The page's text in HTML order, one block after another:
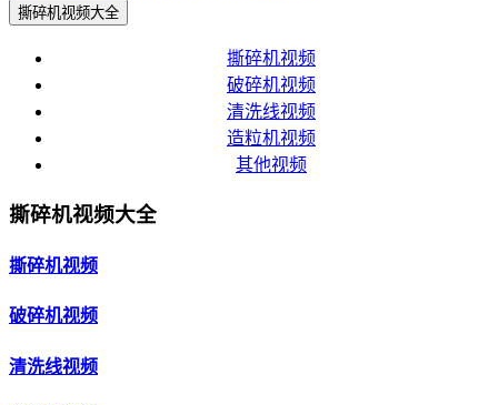
撕碎机视频大全
撕碎机视频
破碎机视频
清洗线视频
造粒机视频
其他视频
撕碎机视频大全
撕碎机视频
破碎机视频
清洗线视频